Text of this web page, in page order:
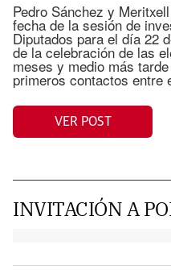
Pedro Sánchez y
fecha de la sesión de
Diputados para el día 22
de la celebración de las
meses y medio más
primeros contactos
VER POST
INVITACIÓN A